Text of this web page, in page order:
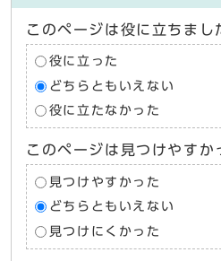
このページは役に立ちまし
役に立った
どちらともいえない
役に立たなかった
このページは見つけやすか
見つけやすかった
どちらともいえない
見つけにくかった